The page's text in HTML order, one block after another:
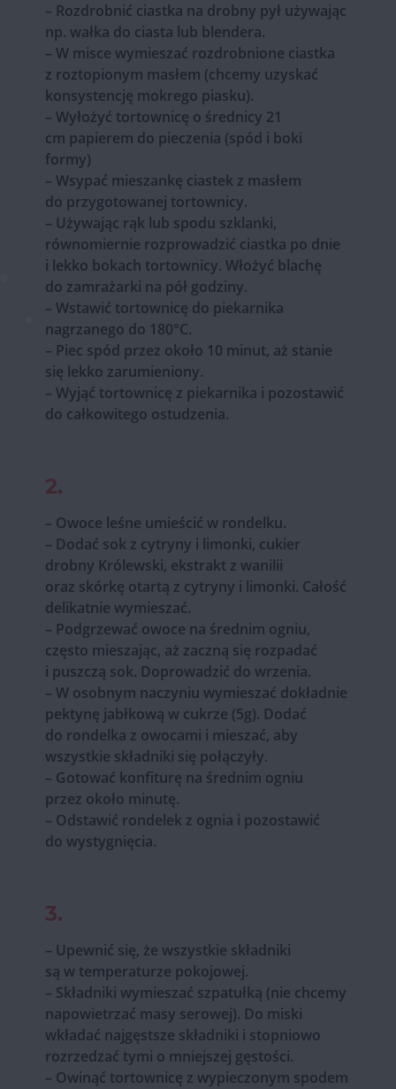
– Rozdrobnić ciastka na drobny pył używając
np. wałka do ciasta lub blendera.
– W misce wymieszać rozdrobnione ciastka
z roztopionym masłem (chcemy uzyskać
konsystencję mokrego piasku).
– Wyłożyć tortownicę o średnicy 21
cm papierem do pieczenia (spód i boki
formy)
– Wsypać mieszankę ciastek z masłem
do przygotowanej tortownicy.
– Używając rąk lub spodu szklanki,
równomiernie rozprowadzić ciastka po dnie
i lekko bokach tortownicy. Włożyć blachę
do zamrażarki na pół godziny.
– Wstawić tortownicę do piekarnika
nagrzanego do 180°C.
– Piec spód przez około 10 minut, aż stanie
się lekko zarumieniony.
– Wyjąć tortownicę z piekarnika i pozostawić
do całkowitego ostudzenia.
2.
– Owoce leśne umieścić w rondelku.
– Dodać sok z cytryny i limonki, cukier
drobny Królewski, ekstrakt z wanilii
oraz skórkę otartą z cytryny i limonki. Całość
delikatnie wymieszać.
– Podgrzewać owoce na średnim ogniu,
często mieszając, aż zaczną się rozpadać
i puszczą sok. Doprowadzić do wrzenia.
– W osobnym naczyniu wymieszać dokładnie
pektynę jabłkową w cukrze (5g). Dodać
do rondelka z owocami i mieszać, aby
wszystkie składniki się połączyły.
– Gotować konfiturę na średnim ogniu
przez około minutę.
– Odstawić rondelek z ognia i pozostawić
do wystygnięcia.
3.
– Upewnić się, że wszystkie składniki
są w temperaturze pokojowej.
– Składniki wymieszać szpatułką (nie chcemy
napowietrzać masy serowej). Do miski
wkładać najgęstsze składniki i stopniowo
rozrzedzać tymi o mniejszej gęstości.
– Owinąć tortownicę z wypieczonym spodem